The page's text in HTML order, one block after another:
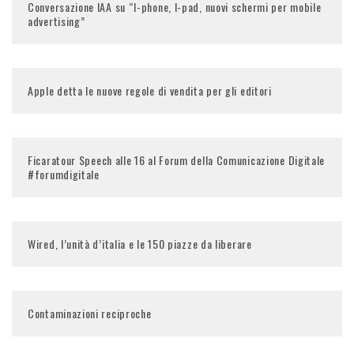
Conversazione IAA su “I-phone, I-pad, nuovi schermi per mobile
advertising”
Apple detta le nuove regole di vendita per gli editori
Ficaratour Speech alle 16 al Forum della Comunicazione Digitale
#forumdigitale
Wired, l’unità d’italia e le 150 piazze da liberare
Contaminazioni reciproche